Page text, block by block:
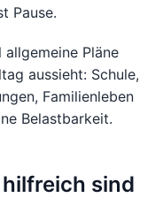
Pause.
Pläne
aussieht: Schule,
Familienleben
Belastbarkeit.
sind